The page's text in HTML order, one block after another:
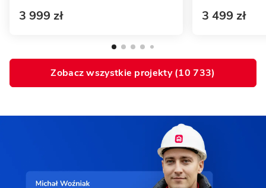
3 999 zł 3 499 zł
Zobacz wszystkie projekty (10 733)